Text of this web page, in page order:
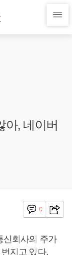
아, 네이버
0
신회사의 주가
지고 있다.